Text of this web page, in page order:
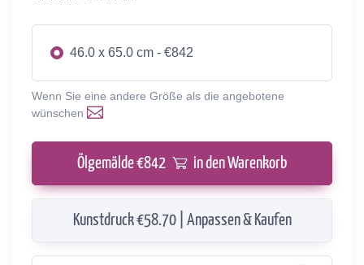
46.0 x 65.0 cm - €842
Wenn Sie eine andere Größe als die angebotene
wünschen
Ölgemälde €842 in den Warenkorb
Kunstdruck €58.70 | Anpassen & Kaufen